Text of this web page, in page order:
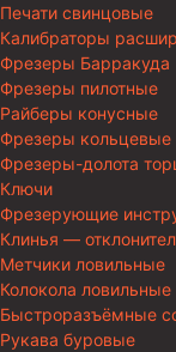
Печати свинцовые
Калибраторы
Фрезеры Барракуда
Фрезеры пилотные
Райберы конусные
Фрезеры кольцевые
Фрезеры-долота
Ключи
Фрезерующие
Клинья —
Метчики ловильные
Колокола ловильные
Быстроразъёмные
Рукава буровые